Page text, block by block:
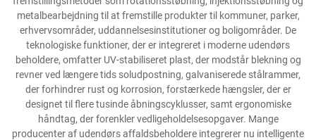
metalbearbejdning til at fremstille produkter til kommuner, parker,
erhvervsområder, uddannelsesinstitutioner og boligområder. De
teknologiske funktioner, der er integreret i moderne udendørs
beholdere, omfatter UV-stabiliseret plast, der modstår blekning og
revner ved længere tids soludpostning, galvaniserede stålrammer,
der forhindrer rust og korrosion, forstærkede hængsler, der er
designet til flere tusinde åbningscyklusser, samt ergonomiske
håndtag, der forenkler vedligeholdelsesopgaver. Mange
producenter af udendørs affaldsbeholdere integrerer nu intelligente